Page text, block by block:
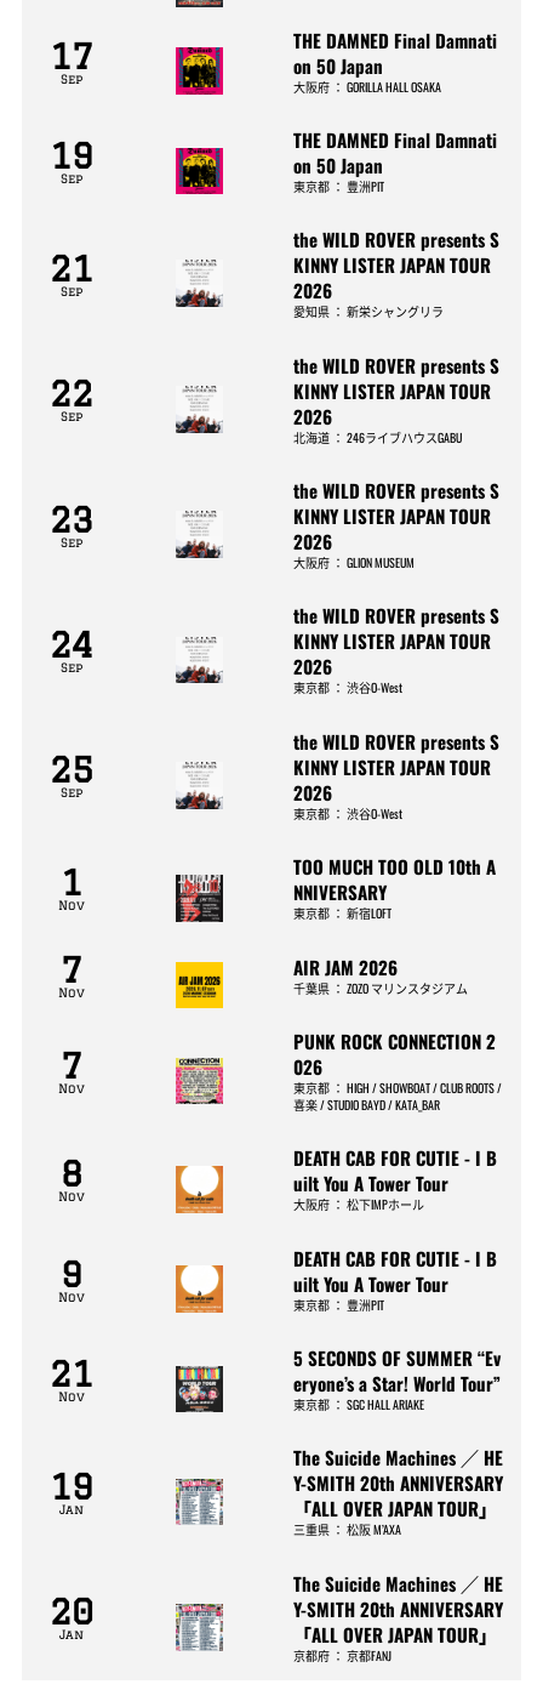
17
Sep
THE DAMNED Final Damnati
on 50 Japan
大阪府 ：GORILLA HALL OSAKA
19
Sep
THE DAMNED Final Damnati
on 50 Japan
東京都 ：豊洲PIT
21
Sep
the WILD ROVER presents S
KINNY LISTER JAPAN TOUR
2026
愛知県 ：新栄シャングリラ
22
Sep
the WILD ROVER presents S
KINNY LISTER JAPAN TOUR
2026
北海道 ：246ライブハウスGABU
23
Sep
the WILD ROVER presents S
KINNY LISTER JAPAN TOUR
2026
大阪府 ：GLION MUSEUM
24
Sep
the WILD ROVER presents S
KINNY LISTER JAPAN TOUR
2026
東京都 ：渋谷O-West
25
Sep
the WILD ROVER presents S
KINNY LISTER JAPAN TOUR
2026
東京都 ：渋谷O-West
1
Nov
TOO MUCH TOO OLD 10th A
NNIVERSARY
東京都 ：新宿LOFT
7
Nov
AIR JAM 2026
千葉県 ：ZOZO マリンスタジアム
7
Nov
PUNK ROCK CONNECTION 2
026
東京都 ：HIGH / SHOWBOAT / CLUB ROOTS /
喜楽 / STUDIO BAYD / KATA_BAR
8
Nov
DEATH CAB FOR CUTIE - I B
uilt You A Tower Tour
大阪府 ：松下IMPホール
9
Nov
DEATH CAB FOR CUTIE - I B
uilt You A Tower Tour
東京都 ：豊洲PIT
21
Nov
5 SECONDS OF SUMMER “Ev
eryone’s a Star! World Tour”
東京都 ：SGC HALL ARIAKE
19
Jan
The Suicide Machines ／ HE
Y-SMITH 20th ANNIVERSARY
「ALL OVER JAPAN TOUR」
三重県 ：松阪 M’AXA
20
Jan
The Suicide Machines ／ HE
Y-SMITH 20th ANNIVERSARY
「ALL OVER JAPAN TOUR」
京都府 ：京都FANJ